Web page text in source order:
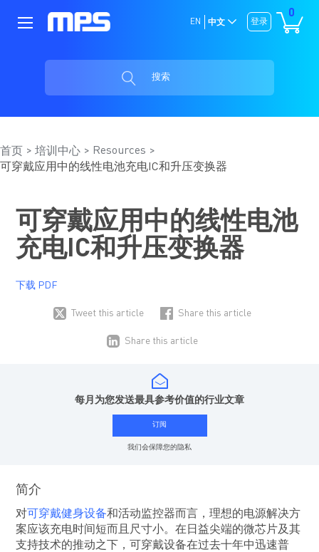
0
登录
EN 中文
搜索
首页 培训中心
Resources
可穿戴应用中的线性电池充电IC和升压变换器
可穿戴应用中的线性电池
充电IC和升压变换器
下载 PDF
Tweet this article Share this article
Share this article
每月为您发送最具参考价值的行业文章
订阅
我们会保障您的隐私
简介
对可穿戴健身设备和活动监控器而言，理想的电源解决方
案应该充电时间短而且尺寸小。在日益尖端的微芯片及其
支持技术的推动之下，可穿戴设备在过去十年中迅速普